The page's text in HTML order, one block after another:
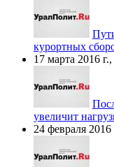
курортных
17 марта 2016
увеличит
24 февраля 2016